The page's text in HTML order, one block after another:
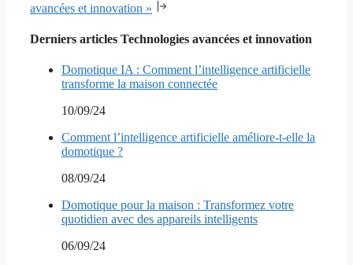
avancées et innovation »
Derniers articles Technologies avancées et innovation
Domotique IA : Comment l’intelligence artificielle
transforme la maison connectée
10/09/24
Comment l’intelligence artificielle améliore-t-elle la
domotique ?
08/09/24
Domotique pour la maison : Transformez votre
quotidien avec des appareils intelligents
06/09/24